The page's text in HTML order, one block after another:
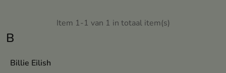
B
Billie Eilish
Item 1-1 van 1 in totaal item(s)